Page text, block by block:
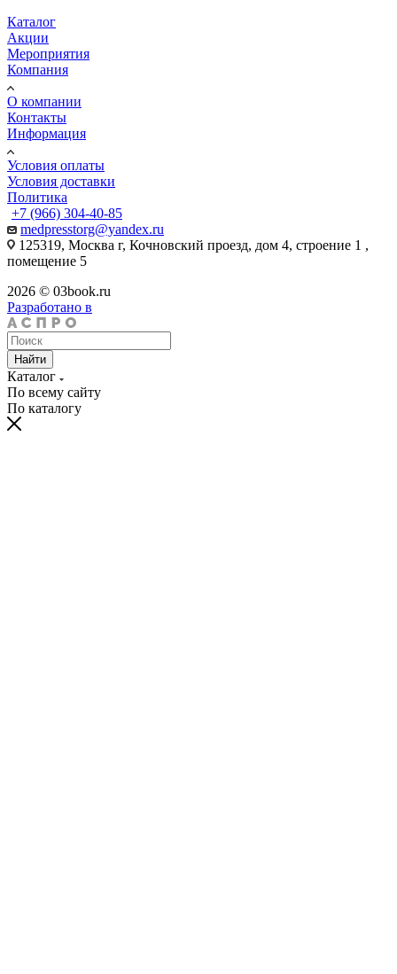
Каталог
Акции
Мероприятия
Компания
О компании
Контакты
Информация
Условия оплаты
Условия доставки
Политика
+7 (966) 304-40-85
medpresstorg@yandex.ru
125319, Москва г, Кочновский проезд, дом 4, строение 1 ,
помещение 5
2026 © 03book.ru
Разработано в
Найти
Каталог
По всему сайту
По каталогу